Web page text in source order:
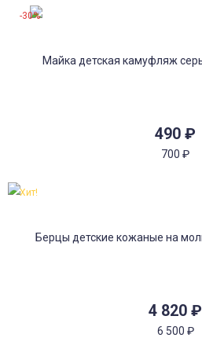
490 ₽
700 ₽
-30%
4 820 ₽
6 500 ₽
Хит!